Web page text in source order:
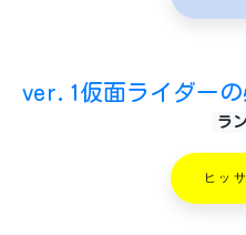
ver.1仮面ライダー
ラ
ヒッ